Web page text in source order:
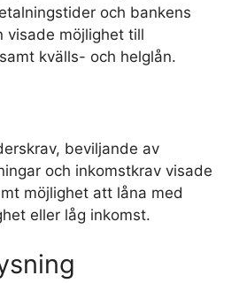
och bankens
visade möjlighet till
kvälls- och helglån.
beviljande av
och inkomstkrav visade
möjlighet att låna med
eller låg inkomst.